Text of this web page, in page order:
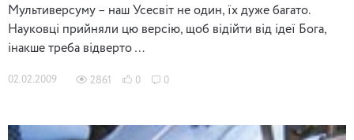
Мультиверсуму – наш Усесвіт не один, їх дуже багато.
Науковці прийняли цю версію, щоб відійти від ідеї Бога,
інакше треба відверто …
02.02.2009 2861 0 0